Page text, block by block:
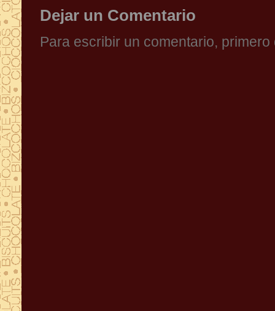
Dejar un Comentario
Para escribir un comentario,